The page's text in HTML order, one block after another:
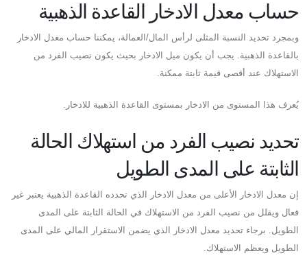
حساب معدل الادخار القاعدة الذهبية
وبمجرد تحديد النسبة المثلى لرأس المال/العمالة، يمكننا حساب معدل الادخار
بالقاعدة الذهبية. يجب أن يكون ميل الادخار بحيث يكون نصيب الفرد من
الاستهلاك عند أقصى قيمة ثابتة ممكنة.
يُعرف هذا المستوى من الادخار بمستوى القاعدة الذهبية للادخار.
تحديد نصيب الفرد من استهلاك الحالة
الثابتة على المدى الطويل
إن معدل الادخار الأعلى من معدل الادخار الذي تحدده القاعدة الذهبية يعتبر غير
فعال ويقلل من نصيب الفرد من الاستهلاك في الحالة الثابتة على المدى
الطويل. برجاء تحديد معدل الادخار الذي يضمن الاستقرار المالي على المدى
الطويل ويعظم الاستهلاك.